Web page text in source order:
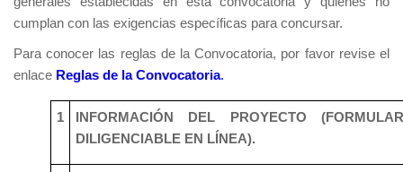
cumplan con las exigencias específicas para concursar.
Para conocer las reglas de la Convocatoria, por favor revise el
enlace Reglas de la Convocatoria.
1
INFORMACIÓN DEL PROYECTO
DILIGENCIABLE EN LÍNEA).